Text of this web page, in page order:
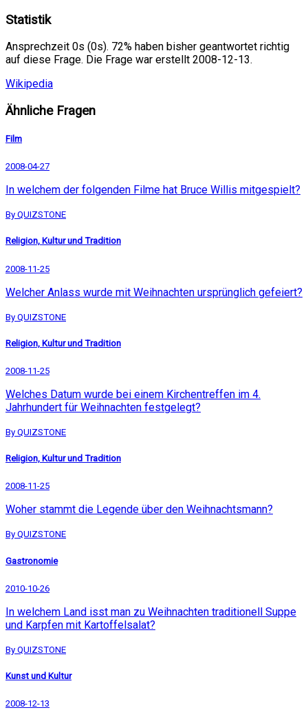
Statistik
Ansprechzeit 0s (0s). 72% haben bisher geantwortet richtig
auf diese Frage. Die Frage war erstellt 2008-12-13.
Wikipedia
Ähnliche Fragen
Film
2008-04-27
In welchem der folgenden Filme hat Bruce Willis mitgespielt?
By QUIZSTONE
Religion, Kultur und Tradition
2008-11-25
Welcher Anlass wurde mit Weihnachten ursprünglich gefeiert?
By QUIZSTONE
Religion, Kultur und Tradition
2008-11-25
Welches Datum wurde bei einem Kirchentreffen im 4.
Jahrhundert für Weihnachten festgelegt?
By QUIZSTONE
Religion, Kultur und Tradition
2008-11-25
Woher stammt die Legende über den Weihnachtsmann?
By QUIZSTONE
Gastronomie
2010-10-26
In welchem Land isst man zu Weihnachten traditionell Suppe
und Karpfen mit Kartoffelsalat?
By QUIZSTONE
Kunst und Kultur
2008-12-13